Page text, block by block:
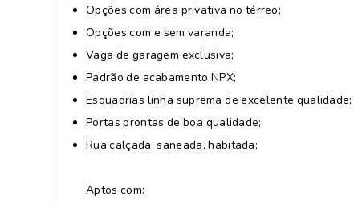
Opções com área privativa no térreo;
Opções com e sem varanda;
Vaga de garagem exclusiva;
Padrão de acabamento NPX;
Esquadrias linha suprema de excelente qualidade;
Portas prontas de boa qualidade;
Rua calçada, saneada, habitada;
Aptos com: